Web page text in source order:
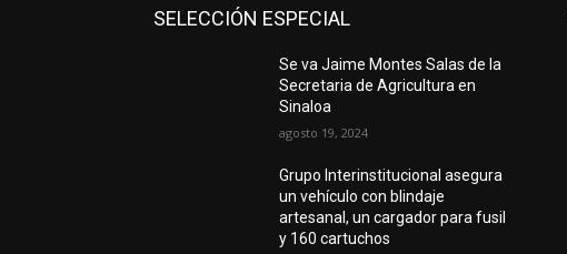
SELECCIÓN ESPECIAL
Se va Jaime Montes Salas de la
Secretaria de Agricultura en
Sinaloa
agosto 19, 2024
Grupo Interinstitucional asegura
un vehículo con blindaje
artesanal, un cargador para fusil
y 160 cartuchos